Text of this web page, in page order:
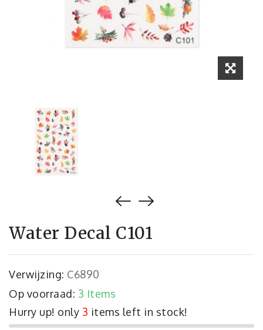
Water Decal C101
Verwijzing: C6890
Op voorraad: 3 Items
Hurry up! only 3 items left in stock!